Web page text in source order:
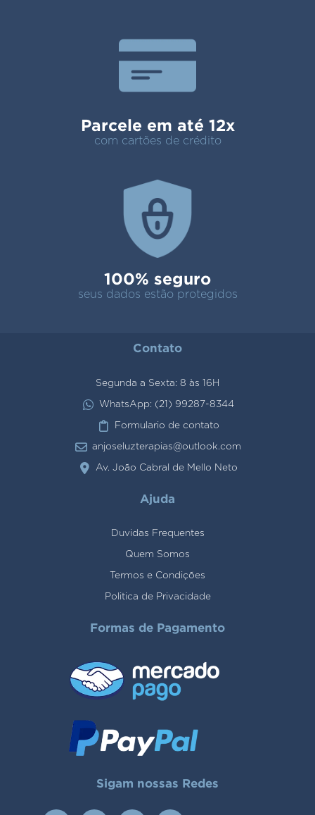
Parcele em até 12x
com cartões de crédito
100% seguro
seus dados estão protegidos
Contato
Segunda a Sexta: 8 às 16H
WhatsApp: (21) 99287-8344
Formulario de contato
anjoseluzterapias@outlook.com
Av. João Cabral de Mello Neto
Ajuda
Duvidas Frequentes
Quem Somos
Termos e Condições
Politica de Privacidade
Formas de Pagamento
Sigam nossas Redes